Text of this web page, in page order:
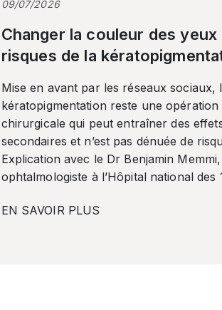
09/07/2026
Changer la couleur des yeux
risques de la
Mise en avant par les réseaux sociaux,
kératopigmentation reste une opération
chirurgicale qui peut entraîner des
secondaires et n’est pas dénuée de
Explication avec le Dr Benjamin Memmi,
ophtalmologiste à l’Hôpital national des
EN SAVOIR PLUS